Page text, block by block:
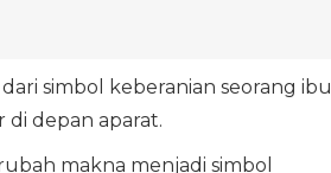
simbol keberanian seorang ibu
depan aparat.
makna menjadi simbol